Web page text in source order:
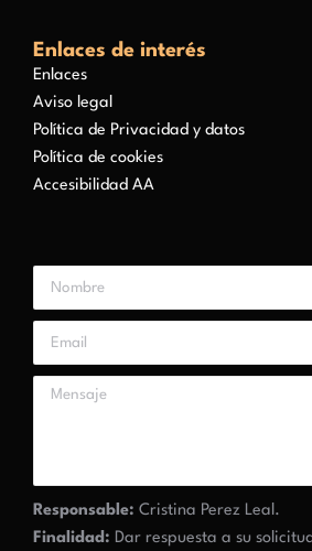
Enlaces de interés
Enlaces
Aviso legal
Política de Privacidad y datos
Política de cookies
Accesibilidad AA
Responsable: Cristina Perez Leal.
Finalidad: Dar respuesta a su